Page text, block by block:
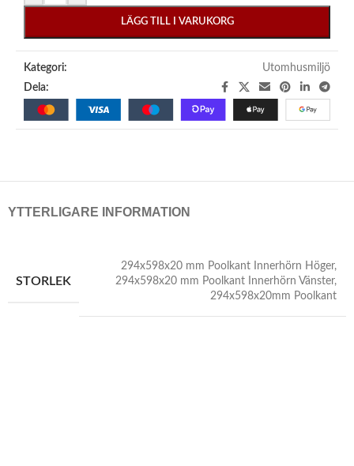
LÄGG TILL I VARUKORG
Kategori:
Utomhusmiljö
Dela:
YTTERLIGARE INFORMATION
STORLEK
294x598x20 mm Poolkant Innerhörn Höger,
294x598x20 mm Poolkant Innerhörn Vänster,
294x598x20mm Poolkant